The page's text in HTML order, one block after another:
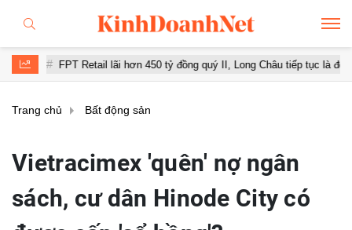
Retail lãi hơn 450 tỷ đồng quý II, Long Châu tiếp tục là động lực chính
Trang chủ Bất động sản
Vietracimex 'quên' nợ ngân
sách, cư dân Hinode City có